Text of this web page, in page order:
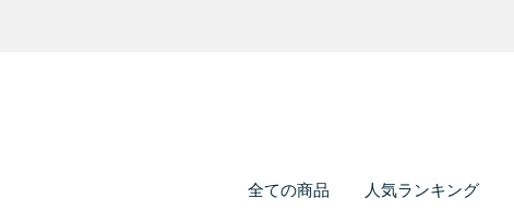
全ての商品
人気ランキング